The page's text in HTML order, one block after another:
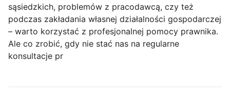
sąsiedzkich, problemów z pracodawcą, czy też
podczas zakładania własnej działalności gospodarczej
– warto korzystać z profesjonalnej pomocy prawnika.
Ale co zrobić, gdy nie stać nas na regularne
konsultacje pr